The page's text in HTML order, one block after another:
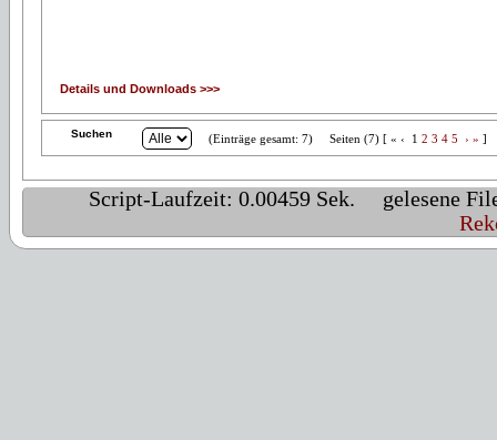
Details und Downloads >>>
Suchen (Einträge gesamt: 7) Seiten (7) [ « ‹ 1 2 3 4 5 › » ]
Script-Laufzeit: 0.00459 Sek. gelesene